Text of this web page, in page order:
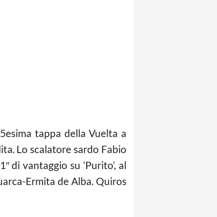
tappa dellaVuelta a
Lo scalatore sardo Fabio
di vantaggio su ‘Purito’, al
Ermita de Alba. Quiros